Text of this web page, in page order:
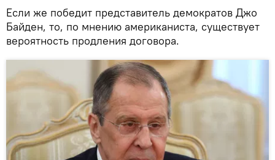
Если же победит представитель демократов Джо
Байден, то, по мнению американиста, существует
вероятность продления договора.